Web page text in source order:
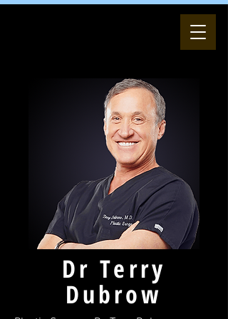
Dr Terry
Dubrow